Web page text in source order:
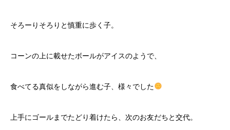
そろーりそろりと慎重に歩く子。
コーンの上に載せたボールがアイスのようで、
食べてる真似をしながら進む子、様々でした
上手にゴールまでたどり着けたら、次のお友だちと交代。